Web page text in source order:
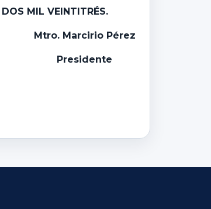
MIL VEINTITRÉS.
Mtro. Marcirio Pérez
Presidente